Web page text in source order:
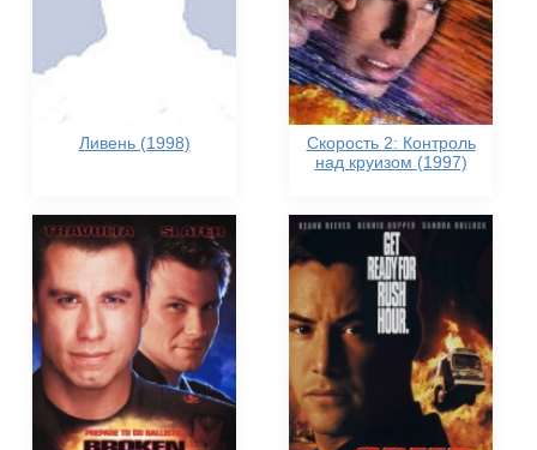
Ливень (1998)
Скорость 2: Контроль
над круизом (1997)